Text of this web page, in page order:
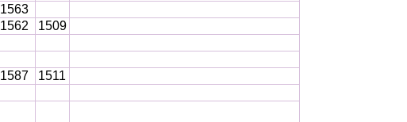
1563
1562
1509
1587
1511